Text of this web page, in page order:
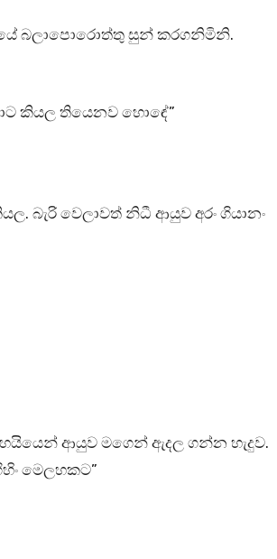
බලාපොරොත්තු සුන් කරගනිමිනි.
කියල තියෙනව හොඳේ”
බැරි වෙලාවත් නිධී ආයුව අරං ගියානං
හයියෙන් ආයුව මගෙන් ඇදල ගන්න හැදුව.
මෙලහකට”